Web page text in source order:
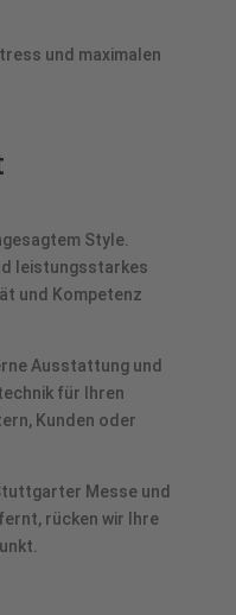
und maximalen
Style.
leistungsstarkes
und Kompetenz
Ausstattung und
für Ihren
Kunden oder
Messe und
rücken wir Ihre